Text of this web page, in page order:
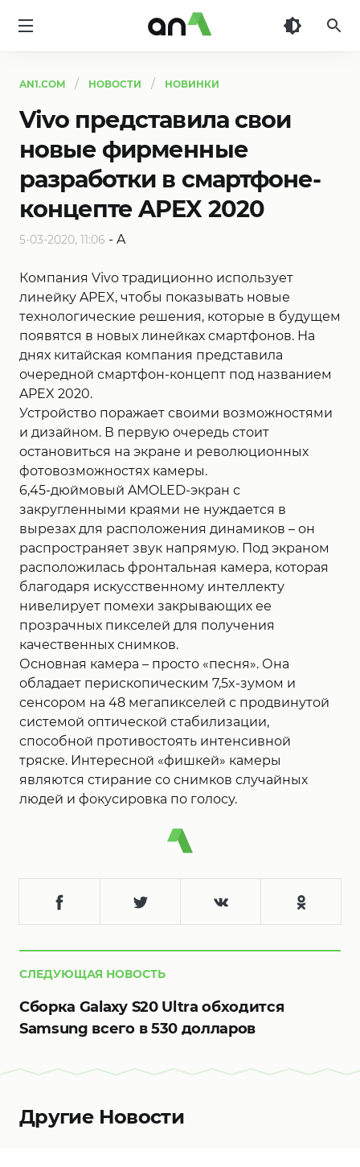
AN1.COM НОВОСТИ НОВИНКИ
Vivo представила свои
новые фирменные
разработки в смартфоне-
концепте APEX 2020
5-03-2020, 11:06 - A
Компания Vivo традиционно использует
линейку APEX, чтобы показывать новые
технологические решения, которые в будущем
появятся в новых линейках смартфонов. На
днях китайская компания представила
очередной смартфон-концепт под названием
APEX 2020.
Устройство поражает своими возможностями
и дизайном. В первую очередь стоит
остановиться на экране и революционных
фотовозможностях камеры.
6,45-дюймовый AMOLED-экран с
закругленными краями не нуждается в
вырезах для расположения динамиков – он
распространяет звук напрямую. Под экраном
расположилась фронтальная камера, которая
благодаря искусственному интеллекту
нивелирует помехи закрывающих ее
прозрачных пикселей для получения
качественных снимков.
Основная камера – просто «песня». Она
обладает перископическим 7,5x-зумом и
сенсором на 48 мегапикселей с продвинутой
системой оптической стабилизации,
способной противостоять интенсивной
тряске. Интересной «фишкей» камеры
являются стирание со снимков случайных
людей и фокусировка по голосу.
СЛЕДУЮЩАЯ НОВОСТЬ
Сборка Galaxy S20 Ultra обходится
Samsung всего в 530 долларов
Другие Новости